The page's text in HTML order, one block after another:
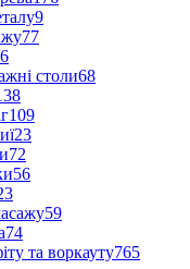
9
77
столи68
109
23
72
56
59
74
та воркауту765